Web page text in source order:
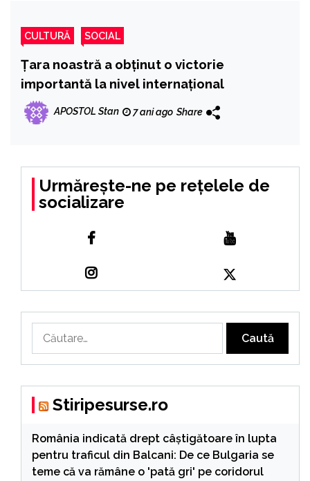
CULTURĂ SOCIAL
Ţara noastră a obţinut o victorie
importantă la nivel internaţional
APOSTOL Stan 7 ani ago Share
Urmărește-ne pe rețelele de
socializare
Stiripesurse.ro
România indicată drept câștigătoare în lupta
pentru traficul din Balcani: De ce Bulgaria se
teme că va rămâne o 'pată gri' pe coridorul